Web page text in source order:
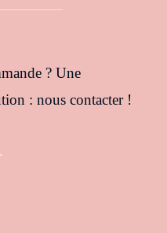
? Une
: nous contacter !
S’ouvre dans votre application